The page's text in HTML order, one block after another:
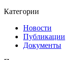
Категории
Новости
Публикации
Документы